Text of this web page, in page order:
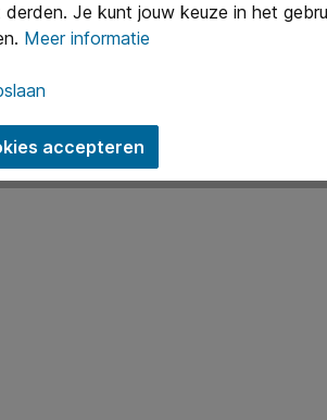
efficiënter en met meer rust
Je kunt jouw keuze in het
Meer informatie
accepteren